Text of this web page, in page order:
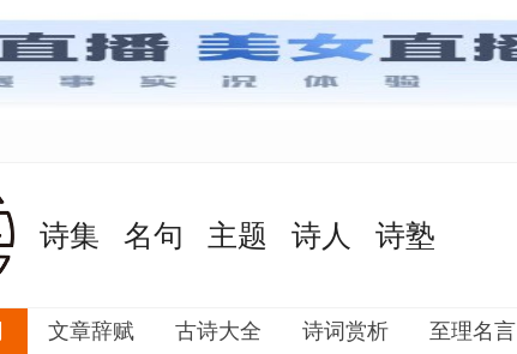
诗集 名句 主题 诗人 诗塾
文章辞赋 古诗大全 诗词赏析 至理名言